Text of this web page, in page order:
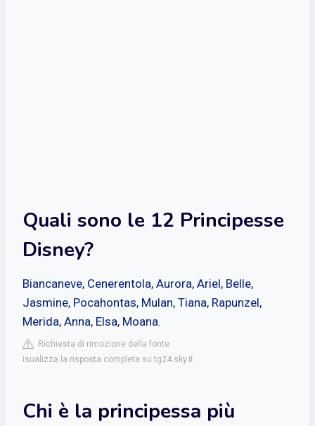
Quali sono le 12 Principesse
Disney?
Biancaneve, Cenerentola, Aurora, Ariel, Belle,
Jasmine, Pocahontas, Mulan, Tiana, Rapunzel,
Merida, Anna, Elsa, Moana.
Richiesta di rimozione della fonte
isualizza la risposta completa su tg24.sky.it
Chi è la principessa più